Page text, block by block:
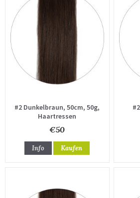
#2 Dunkelbraun, 50cm, 50g,
Haartressen
€50
Info Kaufen